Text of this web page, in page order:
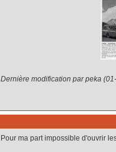
Dernière modification par peka
Pour ma part impossible d'ouvrir